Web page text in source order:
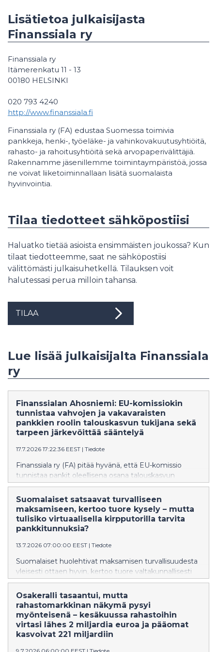
Lisätietoa julkaisijasta
Finanssiala ry
Finanssiala ry
Itämerenkatu 11 - 13
00180 HELSINKI
020 793 4240
http://www.finanssiala.fi
Finanssiala ry (FA) edustaa Suomessa toimivia
pankkeja, henki-, työeläke- ja vahinkovakuutusyhtiöitä,
rahasto- ja rahoitusyhtiöitä sekä arvopaperivälittäjiä.
Rakennamme jäsenillemme toimintaympäristöä, jossa
ne voivat liiketoiminnallaan lisätä suomalaista
hyvinvointia.
Tilaa tiedotteet sähköpostiisi
Haluatko tietää asioista ensimmäisten joukossa? Kun
tilaat tiedotteemme, saat ne sähköpostiisi
välittömästi julkaisuhetkellä. Tilauksen voit
halutessasi perua milloin tahansa.
TILAA
Lue lisää julkaisijalta Finanssiala
ry
Finanssialan Ahosniemi: EU-komissiokin
tunnistaa vahvojen ja vakavaraisten
pankkien roolin talouskasvun tukijana sekä
tarpeen järkevöittää sääntelyä
17.7.2026 17:22:36 EEST | Tiedote
Finanssiala ry (FA) pitää hyvänä, että EU-komissio
tunnistaa pankit oleellisena osana talouskasvun
vauhdittamista. EU-komissio on julkaissut 17.7.2026
pankkien kilpailukykyraportin, joka kuvaa
pankkisektorin kilpailukyvyn haasteita ja niiden
taustatekijöitä. Tarkoitus on luoda kokonaiskuva
pankkisektorin kilpailukyvystä ja sääntelyn
Suomalaiset satsaavat turvalliseen
maksamiseen, kertoo tuore kysely – mutta
tulisiko virtuaalisella kirpputorilla tarvita
pankkitunnuksia?
13.7.2026 07:00:00 EEST | Tiedote
Suomalaiset huolehtivat maksamisen turvallisuudesta
yleisesti ottaen hyvin, kertoo tuore valtakunnallisesti
edustava kysely. 82 prosenttia välttää
pankkitunnuksilla kirjautumista linkkien kautta ja pitää
tunnukset sekä salasanat omana tietonaan. Joidenkin
turvakeinojen kohdalla luku voisi silti olla korkeampikin.
Esimerkiksi vain 48 prosenttia kertoo, ettei siirry
verkkopankkiin tai muihin palveluihin hakukoneen
Osakeralli tasaantui, mutta
rahastomarkkinan näkymä pysyi
myönteisenä – kesäkuussa rahastoihin
virtasi lähes 2 miljardia euroa ja pääomat
kasvoivat 221 miljardiin